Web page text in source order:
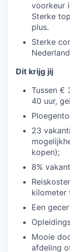
voorkeur
Sterke
plus.
Sterke
Dit krijg jij
Tussen €
40 uur,
23
kopen);
8%
kilometer
Een
Mooie
afdeling